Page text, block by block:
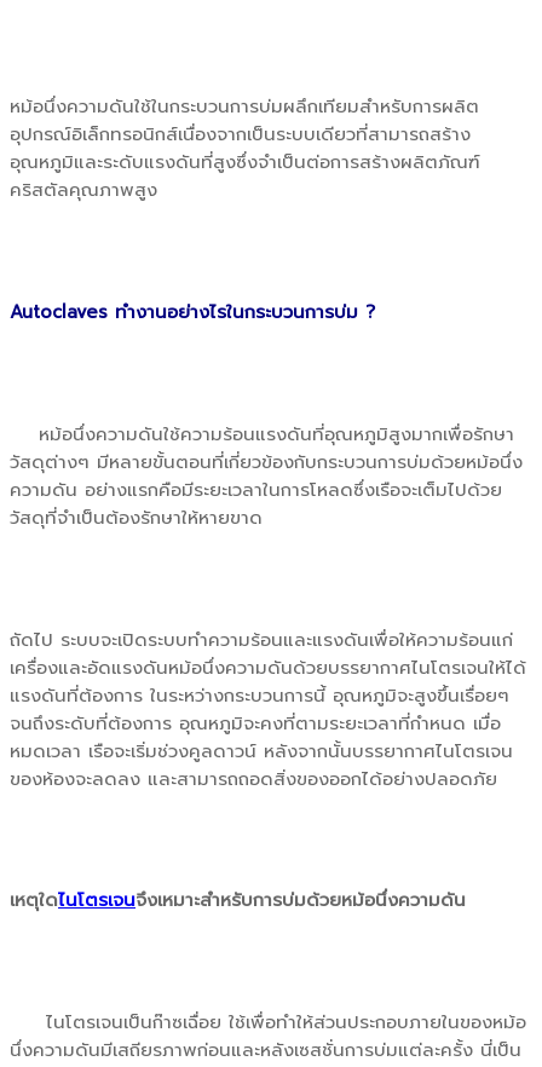
หม้อนึ่งความดันใช้ในกระบวนการบ่มผลึกเทียมสำหรับการผลิต
อุปกรณ์อิเล็กทรอนิกส์เนื่องจากเป็นระบบเดียวที่สามารถสร้าง
อุณหภูมิและระดับแรงดันที่สูงซึ่งจำเป็นต่อการสร้างผลิตภัณฑ์
คริสตัลคุณภาพสูง
Autoclaves ทำงานอย่างไรในกระบวนการบ่ม ?
หม้อนึ่งความดันใช้ความร้อนแรงดันที่อุณหภูมิสูงมากเพื่อรักษา
วัสดุต่างๆ มีหลายขั้นตอนที่เกี่ยวข้องกับกระบวนการบ่มด้วยหม้อนึ่ง
ความดัน อย่างแรกคือมีระยะเวลาในการโหลดซึ่งเรือจะเต็มไปด้วย
วัสดุที่จำเป็นต้องรักษาให้หายขาด
ถัดไป ระบบจะเปิดระบบทำความร้อนและแรงดันเพื่อให้ความร้อนแก่
เครื่องและอัดแรงดันหม้อนึ่งความดันด้วยบรรยากาศไนโตรเจนให้ได้
แรงดันที่ต้องการ ในระหว่างกระบวนการนี้ อุณหภูมิจะสูงขึ้นเรื่อยๆ
จนถึงระดับที่ต้องการ อุณหภูมิจะคงที่ตามระยะเวลาที่กำหนด เมื่อ
หมดเวลา เรือจะเริ่มช่วงคูลดาวน์ หลังจากนั้นบรรยากาศไนโตรเจน
ของห้องจะลดลง และสามารถถอดสิ่งของออกได้อย่างปลอดภัย
เหตุใดไนโตรเจนจึงเหมาะสำหรับการบ่มด้วยหม้อนึ่งความดัน
ไนโตรเจนเป็นก๊าซเฉื่อย ใช้เพื่อทำให้ส่วนประกอบภายในของหม้อ
นึ่งความดันมีเสถียรภาพก่อนและหลังเซสชั่นการบ่มแต่ละครั้ง นี่เป็น